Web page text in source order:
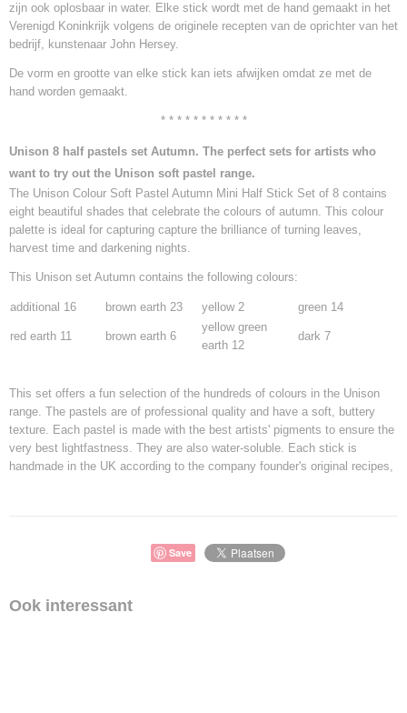
zijn ook oplosbaar in water. Elke stick wordt met de hand gemaakt in het
Verenigd Koninkrijk volgens de originele recepten van de oprichter van het
bedrijf, kunstenaar John Hersey.
De vorm en grootte van elke stick kan iets afwijken omdat ze met de
hand worden gemaakt.
* * * * * * * * * * *
Unison 8 half pastels set Autumn. The perfect sets for artists who
want to try out the Unison soft pastel range.
The Unison Colour Soft Pastel Autumn Mini Half Stick Set of 8 contains
eight beautiful shades that celebrate the colours of autumn. This colour
palette is ideal for capturing capture the brilliance of turning leaves,
harvest time and darkening nights.
This Unison set Autumn contains the following colours:
additional 16 brown earth 23 yellow 2 green 14
red earth 11 brown earth 6
yellow green
earth 12
dark 7
This set offers a fun selection of the hundreds of colours in the Unison
range. The pastels are of professional quality and have a soft, buttery
texture. Each pastel is made with the best artists' pigments to ensure the
very best lightfastness. They are also water-soluble. Each stick is
handmade in the UK according to the company founder's original recipes,
Save
Ook interessant